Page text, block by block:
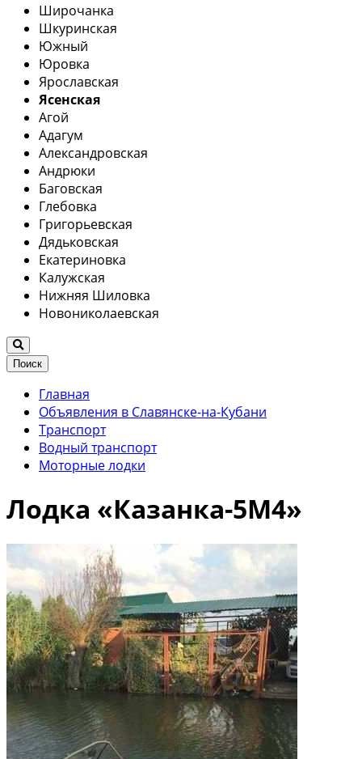
Широчанка
Шкуринская
Южный
Юровка
Ярославская
Ясенская
Агой
Адагум
Александровская
Андрюки
Баговская
Глебовка
Григорьевская
Дядьковская
Екатериновка
Калужская
Нижняя Шиловка
Новониколаевская
Поиск
Главная
Объявления в Славянске-на-Кубани
Транспорт
Водный транспорт
Моторные лодки
Лодка «Казанка-5М4»